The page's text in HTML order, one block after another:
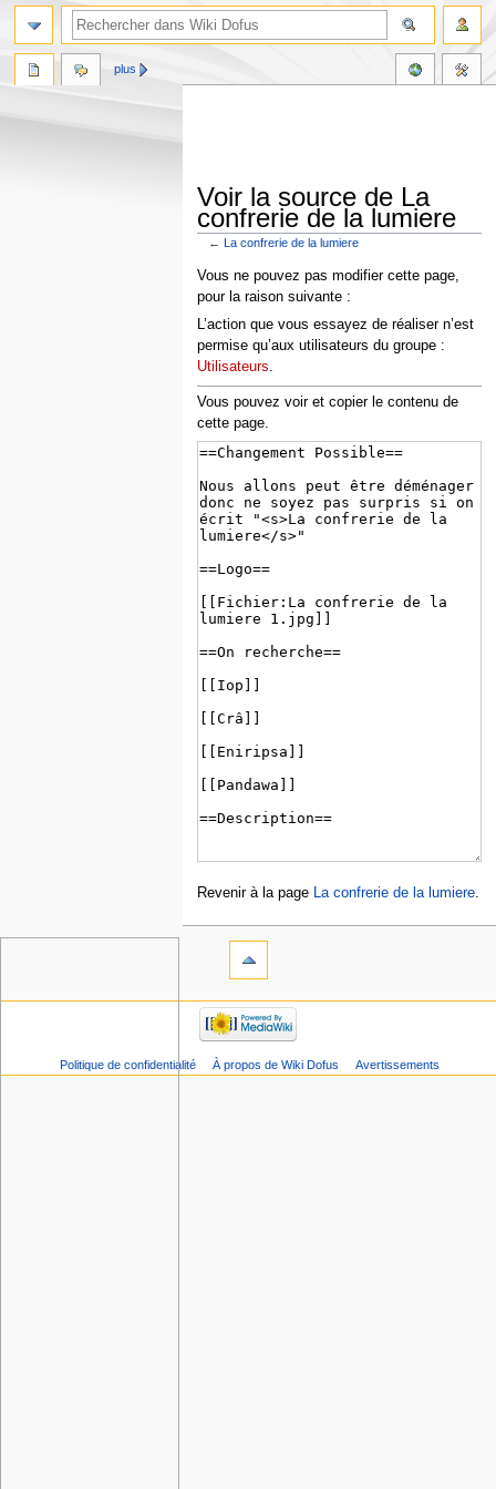
Voir la source de La
confrerie de la lumiere
←La confrerie de la lumiere
Aller
à
la
navigation
Aller
à
la
recherche
Vous ne pouvez pas modifier cette page,
pour la raison suivante :
L’action que vous essayez de réaliser n’est
permise qu’aux utilisateurs du groupe :
Utilisateurs.
Vous pouvez voir et copier le contenu de
cette page.
Revenir à la page La confrerie de la lumiere.
plus
Politique de confidentialité À propos de Wiki Dofus Avertissements